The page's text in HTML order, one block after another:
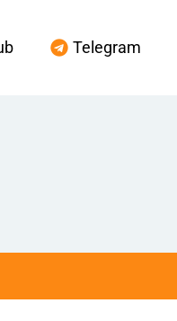
Telegram